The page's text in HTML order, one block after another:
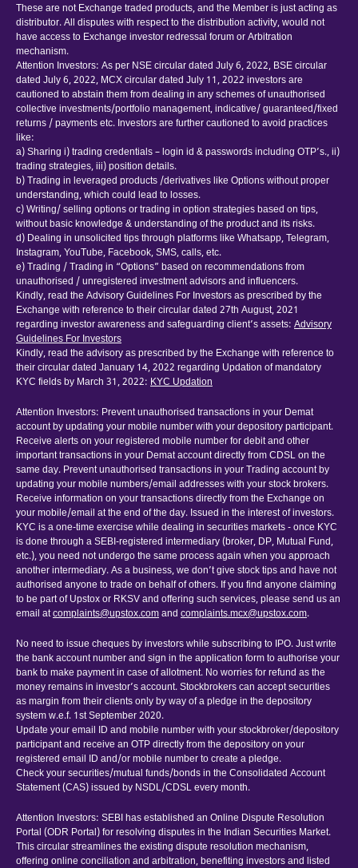
These are not Exchange traded products, and the Member is just acting as
distributor. All disputes with respect to the distribution activity, would not
have access to Exchange investor redressal forum or Arbitration
mechanism.
Attention Investors: As per NSE circular dated July 6, 2022, BSE circular
dated July 6, 2022, MCX circular dated July 11, 2022 investors are
cautioned to abstain them from dealing in any schemes of unauthorised
collective investments/portfolio management, indicative/ guaranteed/fixed
returns / payments etc. Investors are further cautioned to avoid practices
like:
a) Sharing i) trading credentials – login id & passwords including OTP’s., ii)
trading strategies, iii) position details.
b) Trading in leveraged products /derivatives like Options without proper
understanding, which could lead to losses.
c) Writing/ selling options or trading in option strategies based on tips,
without basic knowledge & understanding of the product and its risks.
d) Dealing in unsolicited tips through platforms like Whatsapp, Telegram,
Instagram, YouTube, Facebook, SMS, calls, etc.
e) Trading / Trading in “Options” based on recommendations from
unauthorised / unregistered investment advisors and influencers.
Kindly, read the Advisory Guidelines For Investors as prescribed by the
Exchange with reference to their circular dated 27th August, 2021
regarding investor awareness and safeguarding client’s assets: Advisory
Guidelines For Investors
Kindly, read the advisory as prescribed by the Exchange with reference to
their circular dated January 14, 2022 regarding Updation of mandatory
KYC fields by March 31, 2022: KYC Updation
Attention Investors: Prevent unauthorised transactions in your Demat
account by updating your mobile number with your depository participant.
Receive alerts on your registered mobile number for debit and other
important transactions in your Demat account directly from CDSL on the
same day. Prevent unauthorised transactions in your Trading account by
updating your mobile numbers/email addresses with your stock brokers.
Receive information on your transactions directly from the Exchange on
your mobile/email at the end of the day. Issued in the interest of investors.
KYC is a one-time exercise while dealing in securities markets - once KYC
is done through a SEBI-registered intermediary (broker, DP, Mutual Fund,
etc.), you need not undergo the same process again when you approach
another intermediary. As a business, we don’t give stock tips and have not
authorised anyone to trade on behalf of others. If you find anyone claiming
to be part of Upstox or RKSV and offering such services, please send us an
email atcomplaints@upstox.comand complaints.mcx@upstox.com.
No need to issue cheques by investors while subscribing to IPO. Just write
the bank account number and sign in the application form to authorise your
bank to make payment in case of allotment. No worries for refund as the
money remains in investor’s account. Stockbrokers can accept securities
as margin from their clients only by way of a pledge in the depository
system w.e.f. 1st September 2020.
Update your email ID and mobile number with your stockbroker/depository
participant and receive an OTP directly from the depository on your
registered email ID and/or mobile number to create a pledge.
Check your securities/mutual funds/bonds in the Consolidated Account
Statement (CAS) issued by NSDL/CDSL every month.
Attention Investors: SEBI has established an Online Dispute Resolution
Portal (ODR Portal) for resolving disputes in the Indian Securities Market.
This circular streamlines the existing dispute resolution mechanism,
offering online conciliation and arbitration, benefiting investors and listed